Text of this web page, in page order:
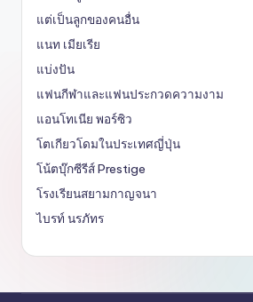
แต่เป็นลูกของคนอื่น
แนท เมียเรีย
แบ่งปัน
แฟนกีฬาและแฟนประกวดความงาม
แอนโทเนีย พอร์ซิว
โตเกียวโดมในประเทศญี่ปุ่น
โน้ตบุ๊กซีรีส์ Prestige
โรงเรียนสยามกาญจนา
ไบรท์ นรภัทร